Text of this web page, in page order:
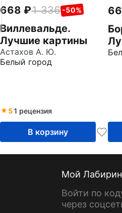
668 1 336 -50%
Виллевальде.
Лучшие картины
Астахов А. Ю.
Белый город
51 рецензия
В корзину
Мой
Войти по
через